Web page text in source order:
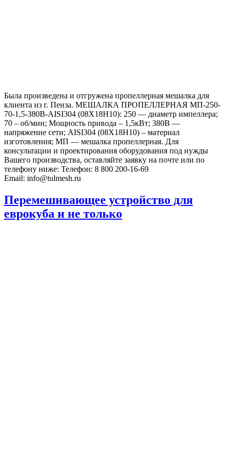
Была произведена и отгружена пропеллерная мешалка для
клиента из г. Пенза. МЕШАЛКА ПРОПЕЛЛЕРНАЯ МП-250-
70-1,5-380В-AISI304 (08Х18Н10): 250 — диаметр импеллера;
70 – об/мин; Мощность привода – 1,5кВт; 380В —
напряжение сети; AISI304 (08Х18Н10) – материал
изготовления; МП — мешалка пропеллерная. Для
консультации и проектирования оборудования под нужды
Вашего производства, оставляйте заявку на почте или по
телефону ниже: Телефон: 8 800 200-16-69
Email: info@tulmesh.ru
Перемешивающее устройство для
еврокуба и не только